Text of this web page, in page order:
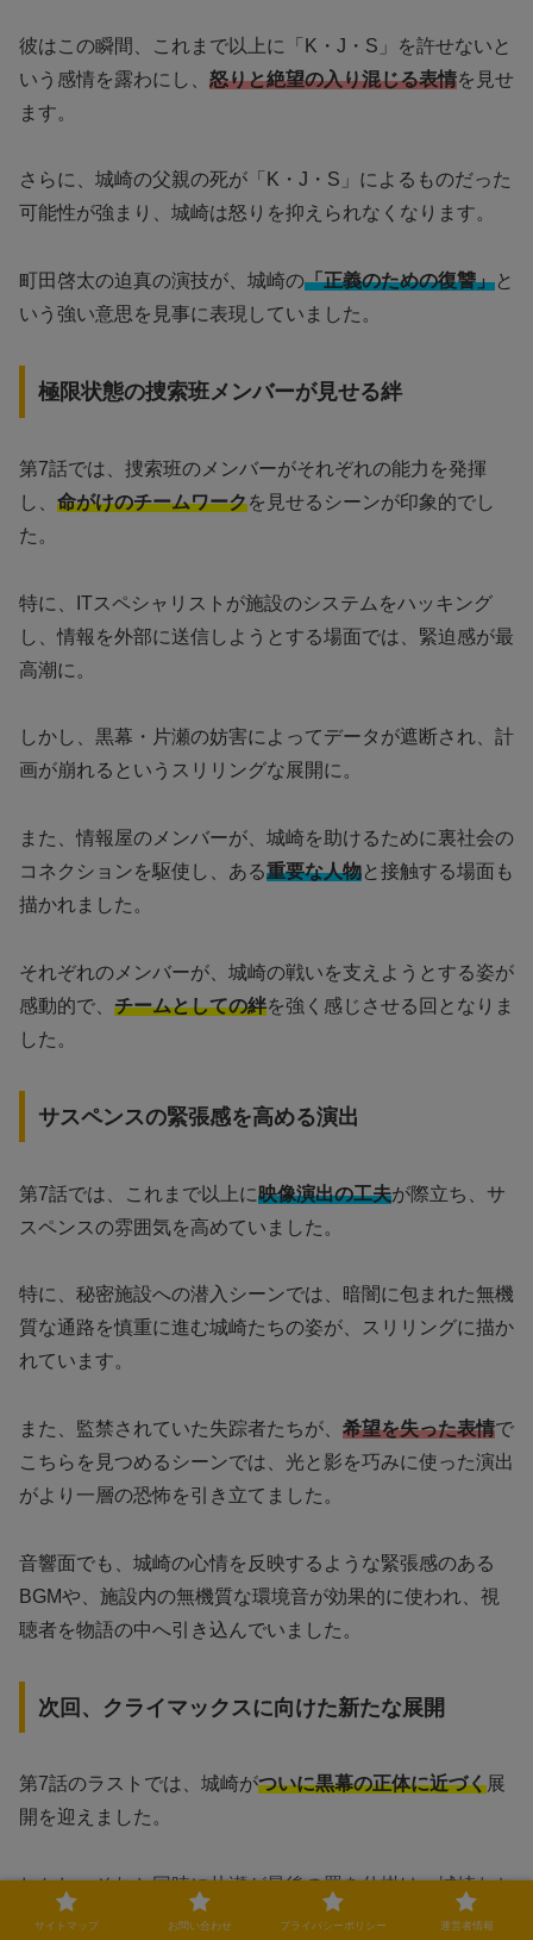
彼はこの瞬間、これまで以上に「K・J・S」を許せないと
いう感情を露わにし、 怒りと絶望の入り混じる表情を見せ
ます。
さらに、城崎の父親の死が「K・J・S」によるものだった
可能性が強まり、城崎は怒りを抑えられなくなります。
町田啓太の迫真の演技が、城崎の「正義のための復讐」と
いう強い意思を見事に表現していました。
極限状態の捜索班メンバーが見せる絆
第7話では、捜索班のメンバーがそれぞれの能力を発揮
し、 命がけのチームワークを見せるシーンが印象的でし
た。
特に、ITスペシャリストが施設のシステムをハッキング
し、情報を外部に送信しようとする場面では、緊迫感が最
高潮に。
しかし、黒幕・片瀬の妨害によってデータが遮断され、計
画が崩れるというスリリングな展開に。
また、情報屋のメンバーが、城崎を助けるために裏社会の
コネクションを駆使し、ある重要な人物と接触する場面も
描かれました。
それぞれのメンバーが、城崎の戦いを支えようとする姿が
感動的で、 チームとしての絆を強く感じさせる回となりま
した。
サスペンスの緊張感を高める演出
第7話では、これまで以上に映像演出の工夫が際立ち、サ
スペンスの雰囲気を高めていました。
特に、秘密施設への潜入シーンでは、暗闇に包まれた無機
質な通路を慎重に進む城崎たちの姿が、スリリングに描か
れています。
また、監禁されていた失踪者たちが、 希望を失った表情で
こちらを見つめるシーンでは、光と影を巧みに使った演出
がより一層の恐怖を引き立てました。
音響面でも、城崎の心情を反映するような緊張感のある
BGMや、施設内の無機質な環境音が効果的に使われ、視
聴者を物語の中へ引き込んでいました。
次回、クライマックスに向けた新たな展開
第7話のラストでは、城崎がついに黒幕の正体に近づく展
開を迎えました。
しかし、それと同時に片瀬が最後の罠を仕掛け、城崎たち
が追い詰められる衝撃の展開に。
サイトマップ お問い合わせ プライバシーポリシー 運営者情報